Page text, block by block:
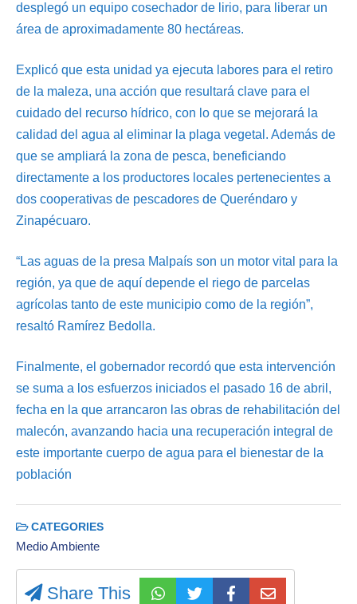
desplegó un equipo cosechador de lirio, para liberar un
área de aproximadamente 80 hectáreas.
Explicó que esta unidad ya ejecuta labores para el retiro
de la maleza, una acción que resultará clave para el
cuidado del recurso hídrico, con lo que se mejorará la
calidad del agua al eliminar la plaga vegetal. Además de
que se ampliará la zona de pesca, beneficiando
directamente a los productores locales pertenecientes a
dos cooperativas de pescadores de Queréndaro y
Zinapécuaro.
“Las aguas de la presa Malpaís son un motor vital para la
región, ya que de aquí depende el riego de parcelas
agrícolas tanto de este municipio como de la región”,
resaltó Ramírez Bedolla.
Finalmente, el gobernador recordó que esta intervención
se suma a los esfuerzos iniciados el pasado 16 de abril,
fecha en la que arrancaron las obras de rehabilitación del
malecón, avanzando hacia una recuperación integral de
este importante cuerpo de agua para el bienestar de la
población
CATEGORIES
Medio Ambiente
Share This